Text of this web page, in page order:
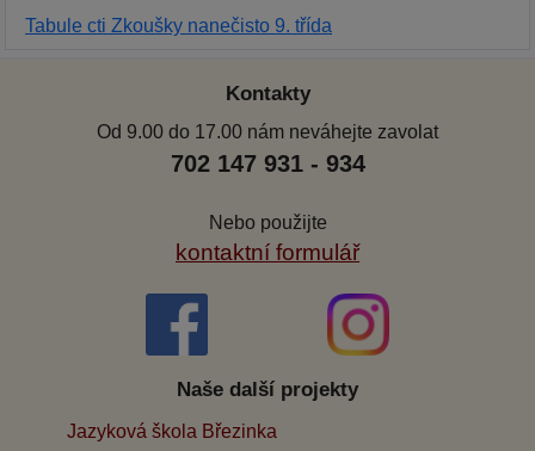
Tabule cti Zkoušky nanečisto 9. třída
Kontakty
Od 9.00 do 17.00 nám neváhejte zavolat
702 147 931 - 934
Nebo použijte
kontaktní formulář
Naše další projekty
Jazyková škola Březinka